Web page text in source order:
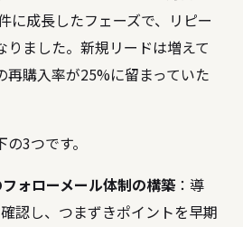
に成長したフェーズで、リピー
りました。新規リードは増えて
再購入率が25%に留まっていた
3つです。
ォローメール体制の構築 ：導
認し、つまずきポイントを早期